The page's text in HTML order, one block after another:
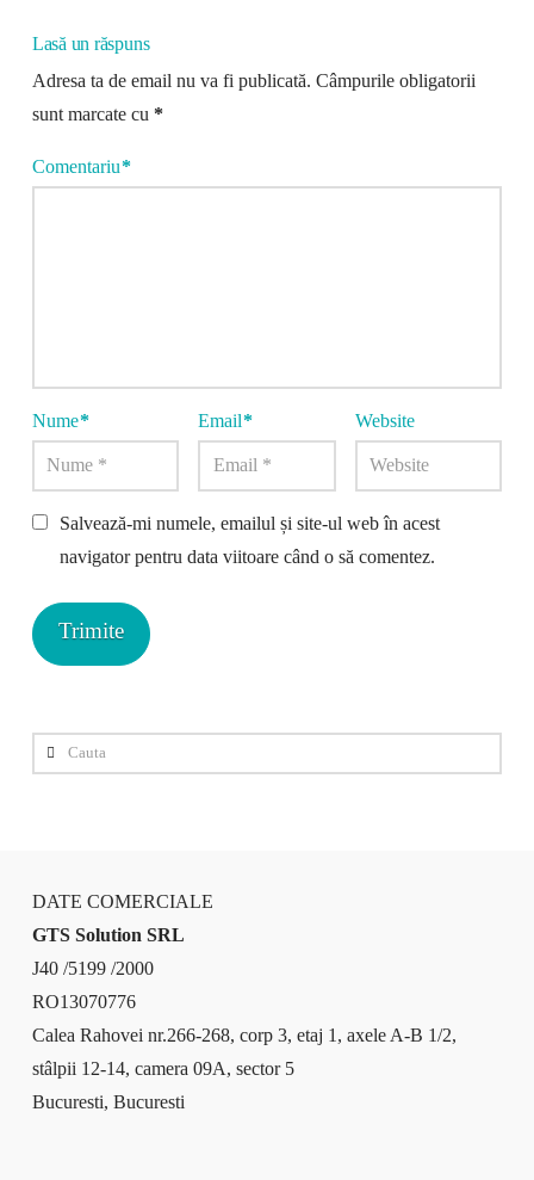
Lasă un răspuns
Adresa ta de email nu va fi publicată. Câmpurile obligatorii
sunt marcate cu *
Comentariu*
Nume* Email* Website
Salvează-mi numele, emailul și site-ul web în acest
navigator pentru data viitoare când o să comentez.
Cauta
DATE COMERCIALE
GTS Solution SRL
J40 /5199 /2000
RO13070776
Calea Rahovei nr.266-268, corp 3, etaj 1, axele A-B 1/2,
stâlpii 12-14, camera 09A, sector 5
Bucuresti, Bucuresti